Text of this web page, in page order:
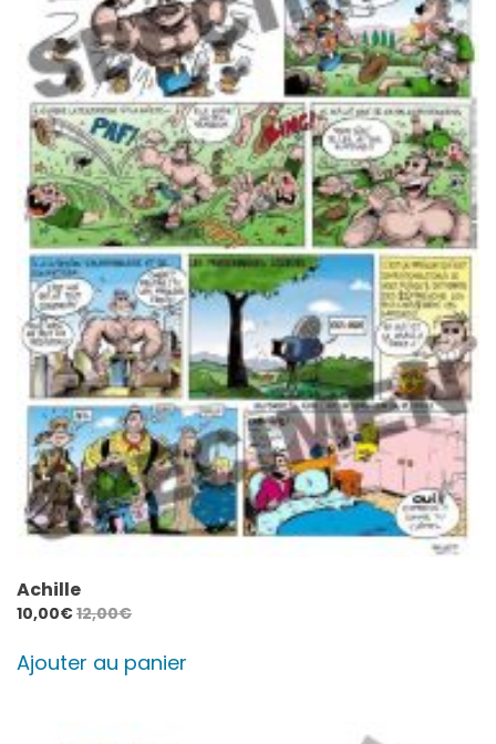
Achille
10,00€12,00€
Ajouter au panier